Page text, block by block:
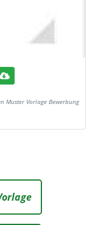
Muster Vorlage Bewerbung